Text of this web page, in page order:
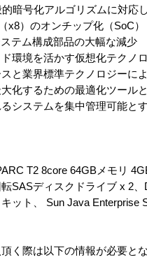
的暗号化アルゴリズムに対応
x8）のオンチップ化（SoC）
ステム構成部品の大幅な減少
ド環境を活かす仮想化テクノ
スと業界標準テクノロジーに
大化するための最適化ツール
るシステムを集中管理可能と
T2 8core 64GBメモリ
SASディスクドライブ x 2
ット、 Sun Java
く際は以下の情報が必要と